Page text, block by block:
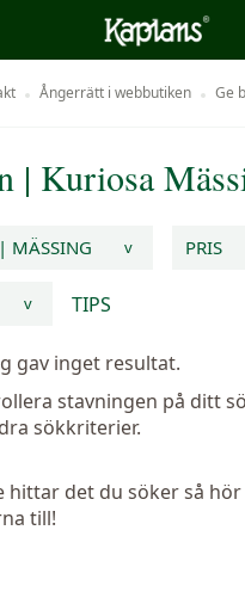
Logo
Ångerrätt i webbutiken Ge
| Kuriosa
MÄSSING v PRIS
v TIPS
gav inget resultat.
stavningen på ditt
sökkriterier.
hittar det du söker så hör
till!